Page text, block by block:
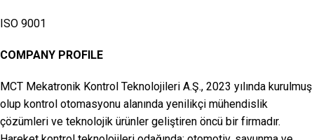
ISO 9001
COMPANY PROFILE
MCT Mekatronik Kontrol Teknolojileri A.Ş., 2023 yılında kurulmuş
olup kontrol otomasyonu alanında yenilikçi mühendislik
çözümleri ve teknolojik ürünler geliştiren öncü bir firmadır.